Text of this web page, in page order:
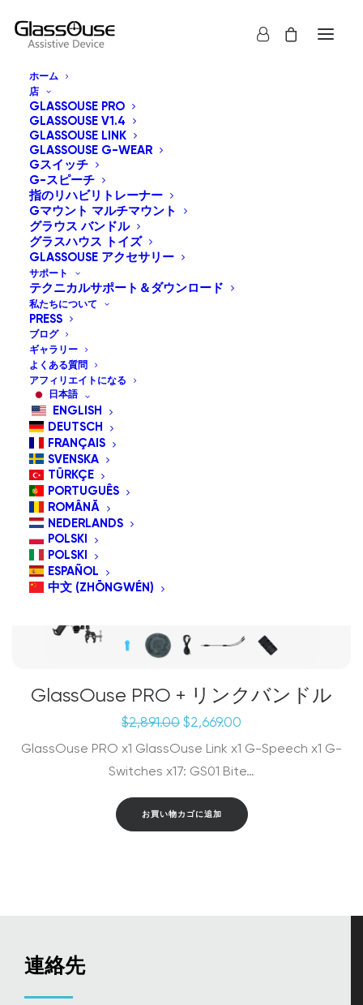
ホーム
店
GLASSOUSE PRO
GLASSOUSE V1.4
GLASSOUSE LINK
GLASSOUSE G-WEAR
Gスイッチ
G-スピーチ
指のリハビリトレーナー
Gマウント マルチマウント
グラウス バンドル
グラスハウス トイズ
GLASSOUSE アクセサリー
サポート
テクニカルサポート＆ダウンロード
私たちについて
PRESS
ブログ
ギャラリー
よくある質問
アフィリエイトになる
日本語
ENGLISH
DEUTSCH
FRANÇAIS
SVENSKA
TÜRKÇE
PORTUGUÊS
ROMÂNĂ
NEDERLANDS
POLSKI
POLSKI
ESPAÑOL
中文 (ZHŌNGWÉN)
すべて表示
デフォルト表示
新しい順に並べ替え
価格順: 高い 安い
セール
バンドルスペシャル
GlassOuse PRO + リンクバンドル
$2,891.00 元
価
格
$2,891.00
で
し
$2,669.00
の
価
は
$2,669.00
GlassOuse PRO x1 GlassOuse Link x1 G-Speech x1 G-
Switches x17: GS01 Bite…
お買い物カゴに追加
連絡先